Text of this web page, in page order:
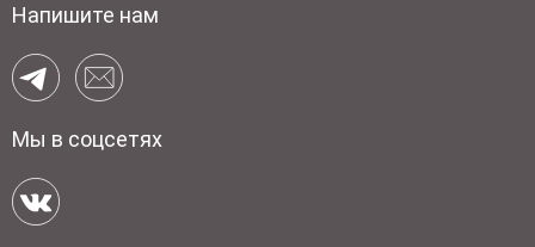
Напишите нам
Мы в соцсетях